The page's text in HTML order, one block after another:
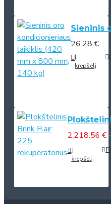
Sieninis
26.28 €
Į
krepšelį
2,218.56 €
Į
krepšelį